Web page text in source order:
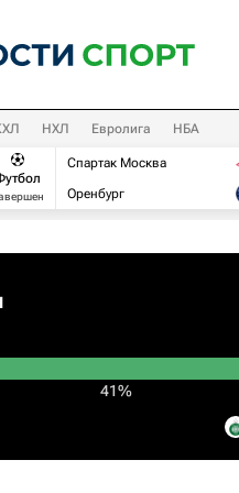
НХЛ Евролига НБА
Спартак Москва
Оренбург
41%